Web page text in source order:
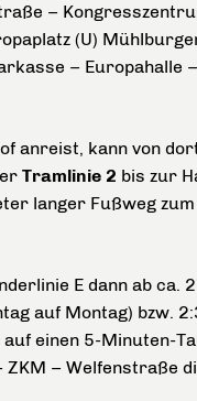
–
(U)
– Europahalle
anreist, kann von
Tramlinie 2 bis zur
langer Fußweg
E dann ab ca.
auf Montag) bzw.
einen 5-Minuten-
– Welfenstraße